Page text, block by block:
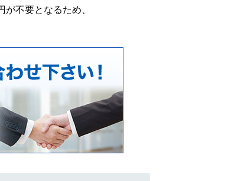
不要となるため、